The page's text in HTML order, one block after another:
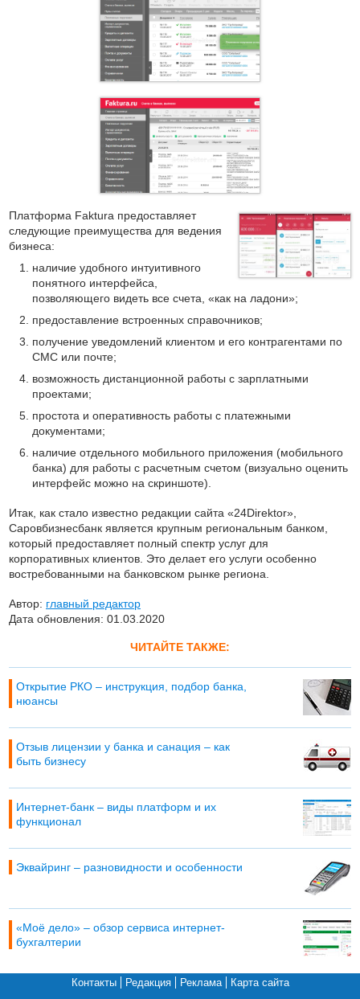
Платформа Faktura предоставляет
следующие преимущества для ведения
бизнеса:
наличие удобного интуитивного
понятного интерфейса,
позволяющего видеть все счета, «как на ладони»;
предоставление встроенных справочников;
получение уведомлений клиентом и его контрагентами по
СМС или почте;
возможность дистанционной работы с зарплатными
проектами;
простота и оперативность работы с платежными
документами;
наличие отдельного мобильного приложения (мобильного
банка) для работы с расчетным счетом (визуально оценить
интерфейс можно на скриншоте).
Итак, как стало известно редакции сайта «24Direktor»,
Саровбизнесбанк является крупным региональным банком,
который предоставляет полный спектр услуг для
корпоративных клиентов. Это делает его услуги особенно
востребованными на банковском рынке региона.
Автор: главный редактор
Дата обновления: 01.03.2020
ЧИТАЙТЕ ТАКЖЕ:
Открытие РКО – инструкция, подбор банка,
нюансы
Отзыв лицензии у банка и санация – как
быть бизнесу
Интернет-банк – виды платформ и их
функционал
Эквайринг – разновидности и особенности
«Моё дело» – обзор сервиса интернет-
бухгалтерии
Контакты Редакция Реклама Карта сайта